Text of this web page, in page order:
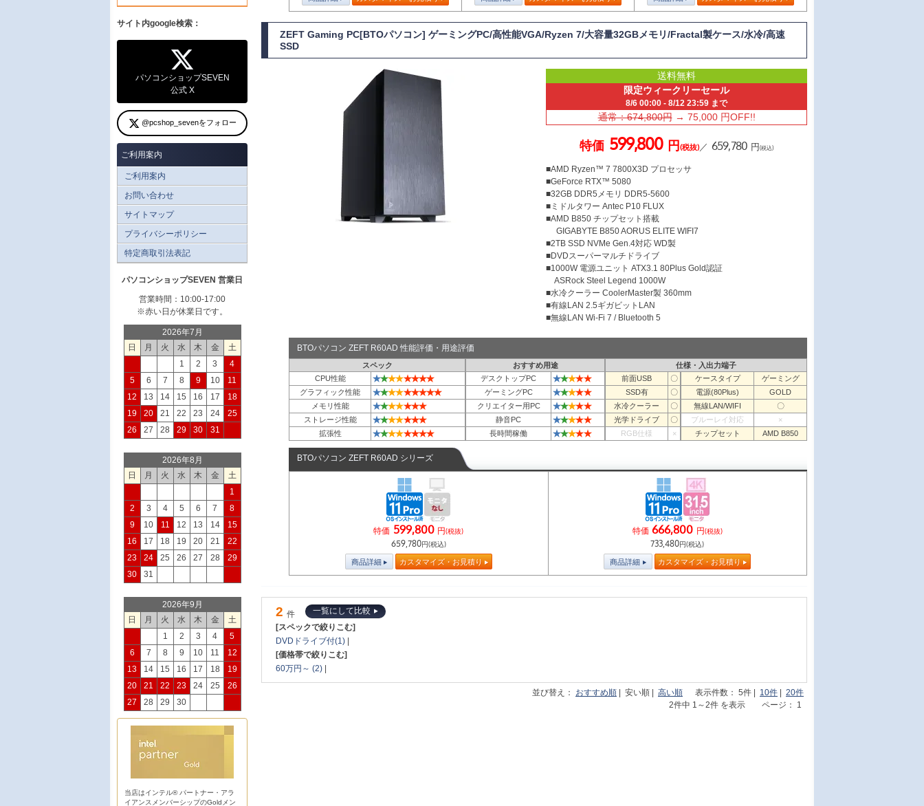
ZEFT Gaming PC[BTOパソコン] ゲーミングPC/高性能VGA/Ryzen 7/大容量32GBメモリ/Fractal製ケース/水冷/高速
SSD
送料無料
限定ウィークリーセール
8/6 00:00 - 8/12 23:59 まで
通常：674,800円→ 75,000 円OFF!!
特価 599,800 円(税抜)／ 659,780 円(税込)
■AMD Ryzen™ 7 7800X3D プロセッサ
■GeForce RTX™ 5080
■32GB DDR5メモリ DDR5-5600
■ミドルタワー Antec P10 FLUX
■AMD B850 チップセット搭載
GIGABYTE B850 AORUS ELITE WIFI7
■2TB SSD NVMe Gen.4対応 WD製
■DVDスーパーマルチドライブ
■1000W 電源ユニット ATX3.1 80Plus Gold認証
ASRock Steel Legend 1000W
■水冷クーラー CoolerMaster製 360mm
■有線LAN 2.5ギガビットLAN
■無線LAN Wi-Fi 7 / Bluetooth 5
BTOパソコン ZEFT R60AD 性能評価・用途評価
スペック おすすめ用途
仕様・入出力端子
CPU性能
★★★★★★★★ デスクトップPC ★★★★★ 前面USB 〇 ケースタイプ
ゲーミング
グラフィック性能
★★★★★★★★★ ゲーミングPC ★★★★★ SSD有 〇 電源(80Plus)
GOLD
メモリ性能
★★★★★★★ クリエイター用PC ★★★★★ 水冷クーラー 〇 無線LAN/WIFI
〇
ストレージ性能
★★★★★★★ 静音PC ★★★★★ 光学ドライブ 〇 ブルーレイ対応
×
拡張性
★★★★★★★★ 長時間稼働 ★★★★★ RGB仕様 × チップセット AMD B850
BTOパソコン ZEFT R60AD シリーズ
特価 599,800 円(税抜)
659,780円(税込)
商品詳細 カスタマイズ・お見積り
特価 666,800 円(税抜)
733,480円(税込)
商品詳細 カスタマイズ・お見積り
2 件
一覧にして比較
[スペックで絞りこむ]
DVDドライブ付(1)
[価格帯で絞りこむ]
60万円～ (2)
並び替え： おすすめ順 | 安い順 | 高い順 表示件数： 5件 | 10件
20件
2件中 1～2件 を表示 ページ： 1
サイト内google検索：
パソコンショップSEVEN
公式 X
@pcshop_sevenをフォロー
ご利用案内
ご利用案内
お問い合わせ
サイトマップ
プライバシーポリシー
特定商取引法表記
パソコンショップSEVEN 営業日
営業時間：10:00-17:00
※赤い日が休業日です。
2026年7月
日
月 火 水 木 金
土
1
2 3
4
5
6 7 8 9 10
11
12
13 14 15 16 17
18
19
20 21 22 23 24
25
26
27 28 29 30 31
2026年8月
日
月 火 水 木 金
土
1
2
3 4 5 6 7
8
9
10 11 12 13 14
15
16
17 18 19 20 21
22
23
24 25 26 27 28
29
30
31
2026年9月
日
月 火 水 木 金
土
1
2 3 4
5
6
7 8 9 10 11
12
13
14 15 16 17 18
19
20
21 22 23 24 25
26
27
28 29 30
当店はインテル® パートナー・アラ
イアンスメンバーシップのGoldメン